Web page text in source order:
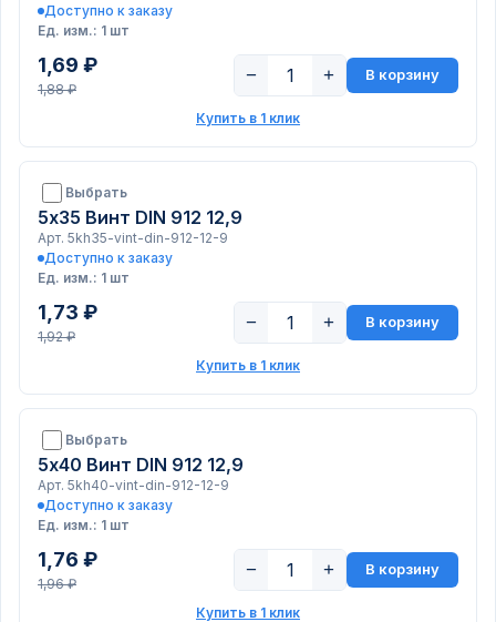
Доступно к заказу
Ед. изм.: 1 шт
1,69 ₽
1,88 ₽
− + В корзину
Купить в 1 клик
Выбрать
5х35 Винт DIN 912 12,9
Арт. 5kh35-vint-din-912-12-9
Доступно к заказу
Ед. изм.: 1 шт
1,73 ₽
1,92 ₽
− + В корзину
Купить в 1 клик
Выбрать
5х40 Винт DIN 912 12,9
Арт. 5kh40-vint-din-912-12-9
Доступно к заказу
Ед. изм.: 1 шт
1,76 ₽
1,96 ₽
− + В корзину
Купить в 1 клик